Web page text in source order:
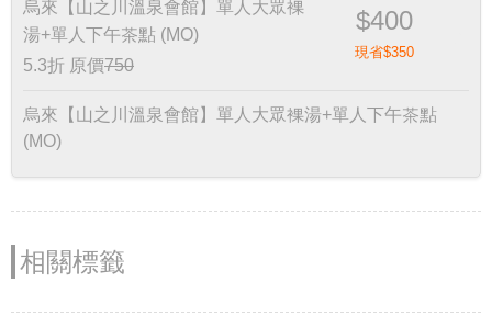
烏來【山之川溫泉會館】單人大眾裸
湯+單人下午茶點 (MO)
5.3折 原價750
$400
現省$350
烏來【山之川溫泉會館】單人大眾裸湯+單人下午茶點
(MO)
相關標籤